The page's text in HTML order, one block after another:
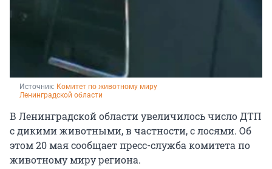
Источник: Комитет по животному миру
Ленинградской области
В Ленинградской области увеличилось число ДТП
с дикими животными, в частности, с лосями. Об
этом 20 мая сообщает пресс-служба комитета по
животному миру региона.